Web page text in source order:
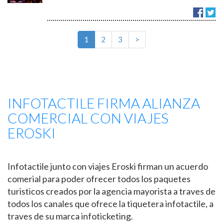
1 2 3 >
INFOTACTILE FIRMA ALIANZA
COMERCIAL CON VIAJES
EROSKI
Infotactile junto con viajes Eroski firman un acuerdo
comerial para poder ofrecer todos los paquetes
turisticos creados por la agencia mayorista a traves de
todos los canales que ofrece la tiquetera infotactile, a
traves de su marca infoticketing.